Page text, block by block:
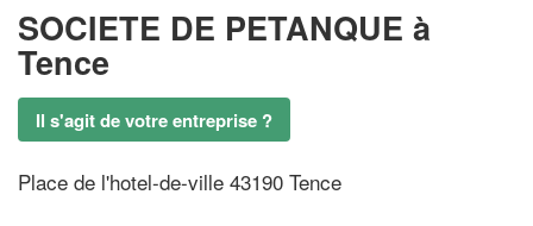
SOCIETE DE PETANQUE à
Tence
Il s'agit de votre entreprise ?
Place de l'hotel-de-ville 43190 Tence